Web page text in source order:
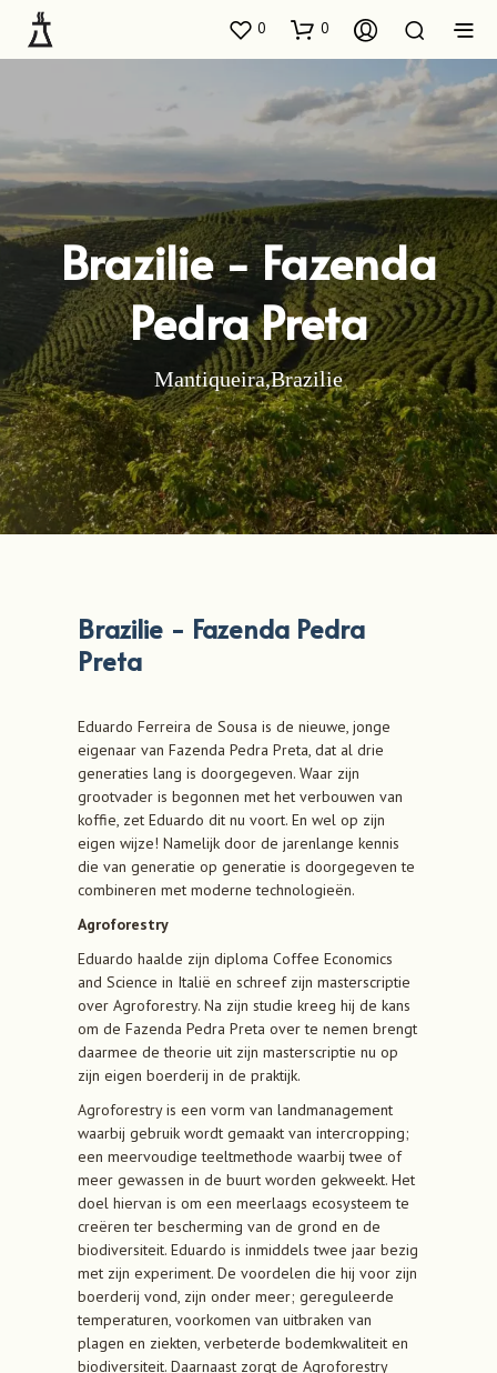
0 0
Brazilie - Fazenda
Pedra Preta
Mantiqueira,Brazilie
Brazilie - Fazenda Pedra
Preta
Eduardo Ferreira de Sousa is de nieuwe, jonge
eigenaar van Fazenda Pedra Preta, dat al drie
generaties lang is doorgegeven. Waar zijn
grootvader is begonnen met het verbouwen van
koffie, zet Eduardo dit nu voort. En wel op zijn
eigen wijze! Namelijk door de jarenlange kennis
die van generatie op generatie is doorgegeven te
combineren met moderne technologieën.
Agroforestry
Eduardo haalde zijn diploma Coffee Economics
and Science in Italië en schreef zijn masterscriptie
over Agroforestry. Na zijn studie kreeg hij de kans
om de Fazenda Pedra Preta over te nemen brengt
daarmee de theorie uit zijn masterscriptie nu op
zijn eigen boerderij in de praktijk.
Agroforestry is een vorm van landmanagement
waarbij gebruik wordt gemaakt van intercropping;
een meervoudige teeltmethode waarbij twee of
meer gewassen in de buurt worden gekweekt. Het
doel hiervan is om een meerlaags ecosysteem te
creëren ter bescherming van de grond en de
biodiversiteit. Eduardo is inmiddels twee jaar bezig
met zijn experiment. De voordelen die hij voor zijn
boerderij vond, zijn onder meer; gereguleerde
temperaturen, voorkomen van uitbraken van
plagen en ziekten, verbeterde bodemkwaliteit en
biodiversiteit. Daarnaast zorgt de Agroforestry